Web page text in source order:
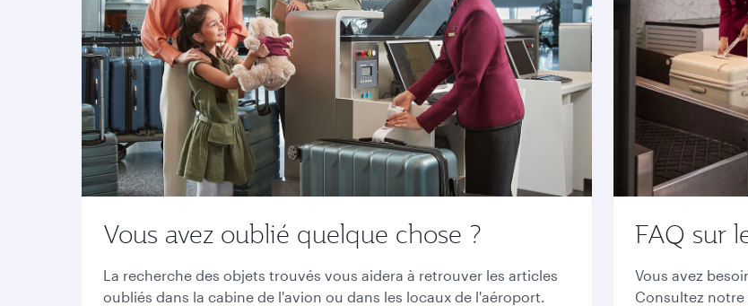
Vous avez oublié quelque chose ?
La recherche des objets trouvés vous aidera à retrouver les articles
oubliés dans la cabine de l'avion ou dans les locaux de l'aéroport.
FAQ sur
Vous avez
Consultez notre